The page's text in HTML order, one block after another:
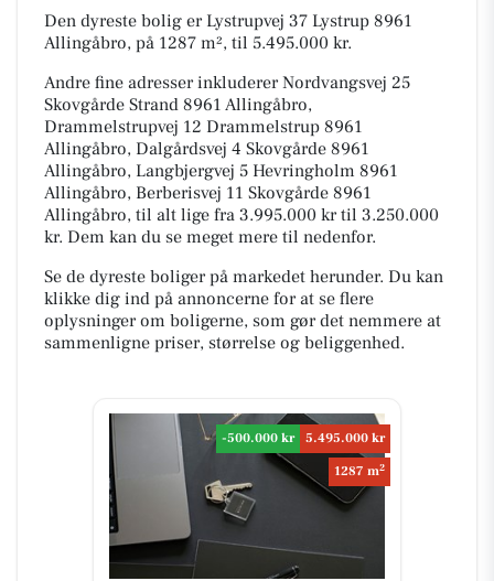
Den dyreste bolig er Lystrupvej 37 Lystrup 8961
Allingåbro, på 1287 m², til 5.495.000 kr.
Andre fine adresser inkluderer Nordvangsvej 25
Skovgårde Strand 8961 Allingåbro,
Drammelstrupvej 12 Drammelstrup 8961
Allingåbro, Dalgårdsvej 4 Skovgårde 8961
Allingåbro, Langbjergvej 5 Hevringholm 8961
Allingåbro, Berberisvej 11 Skovgårde 8961
Allingåbro, til alt lige fra 3.995.000 kr til 3.250.000
kr. Dem kan du se meget mere til nedenfor.
Se de dyreste boliger på markedet herunder. Du kan
klikke dig ind på annoncerne for at se flere
oplysninger om boligerne, som gør det nemmere at
sammenligne priser, størrelse og beliggenhed.
-500.000 kr
5.495.000 kr
1287 m2